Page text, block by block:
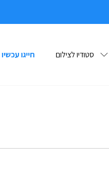
סטודיו לצילום חייגו עכשיו